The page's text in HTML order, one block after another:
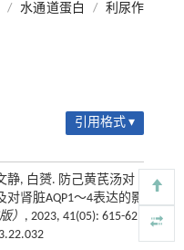
/ 水通道蛋白 / 利尿作
引用格式 ▾
静, 白赟. 防己黄芪汤对
肾脏AQP1～4表达的影
） , 2023, 41(05): 615-621